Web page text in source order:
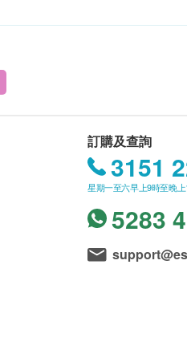
訂購及查詢
3151
星期一至六早上9時至晚
5283